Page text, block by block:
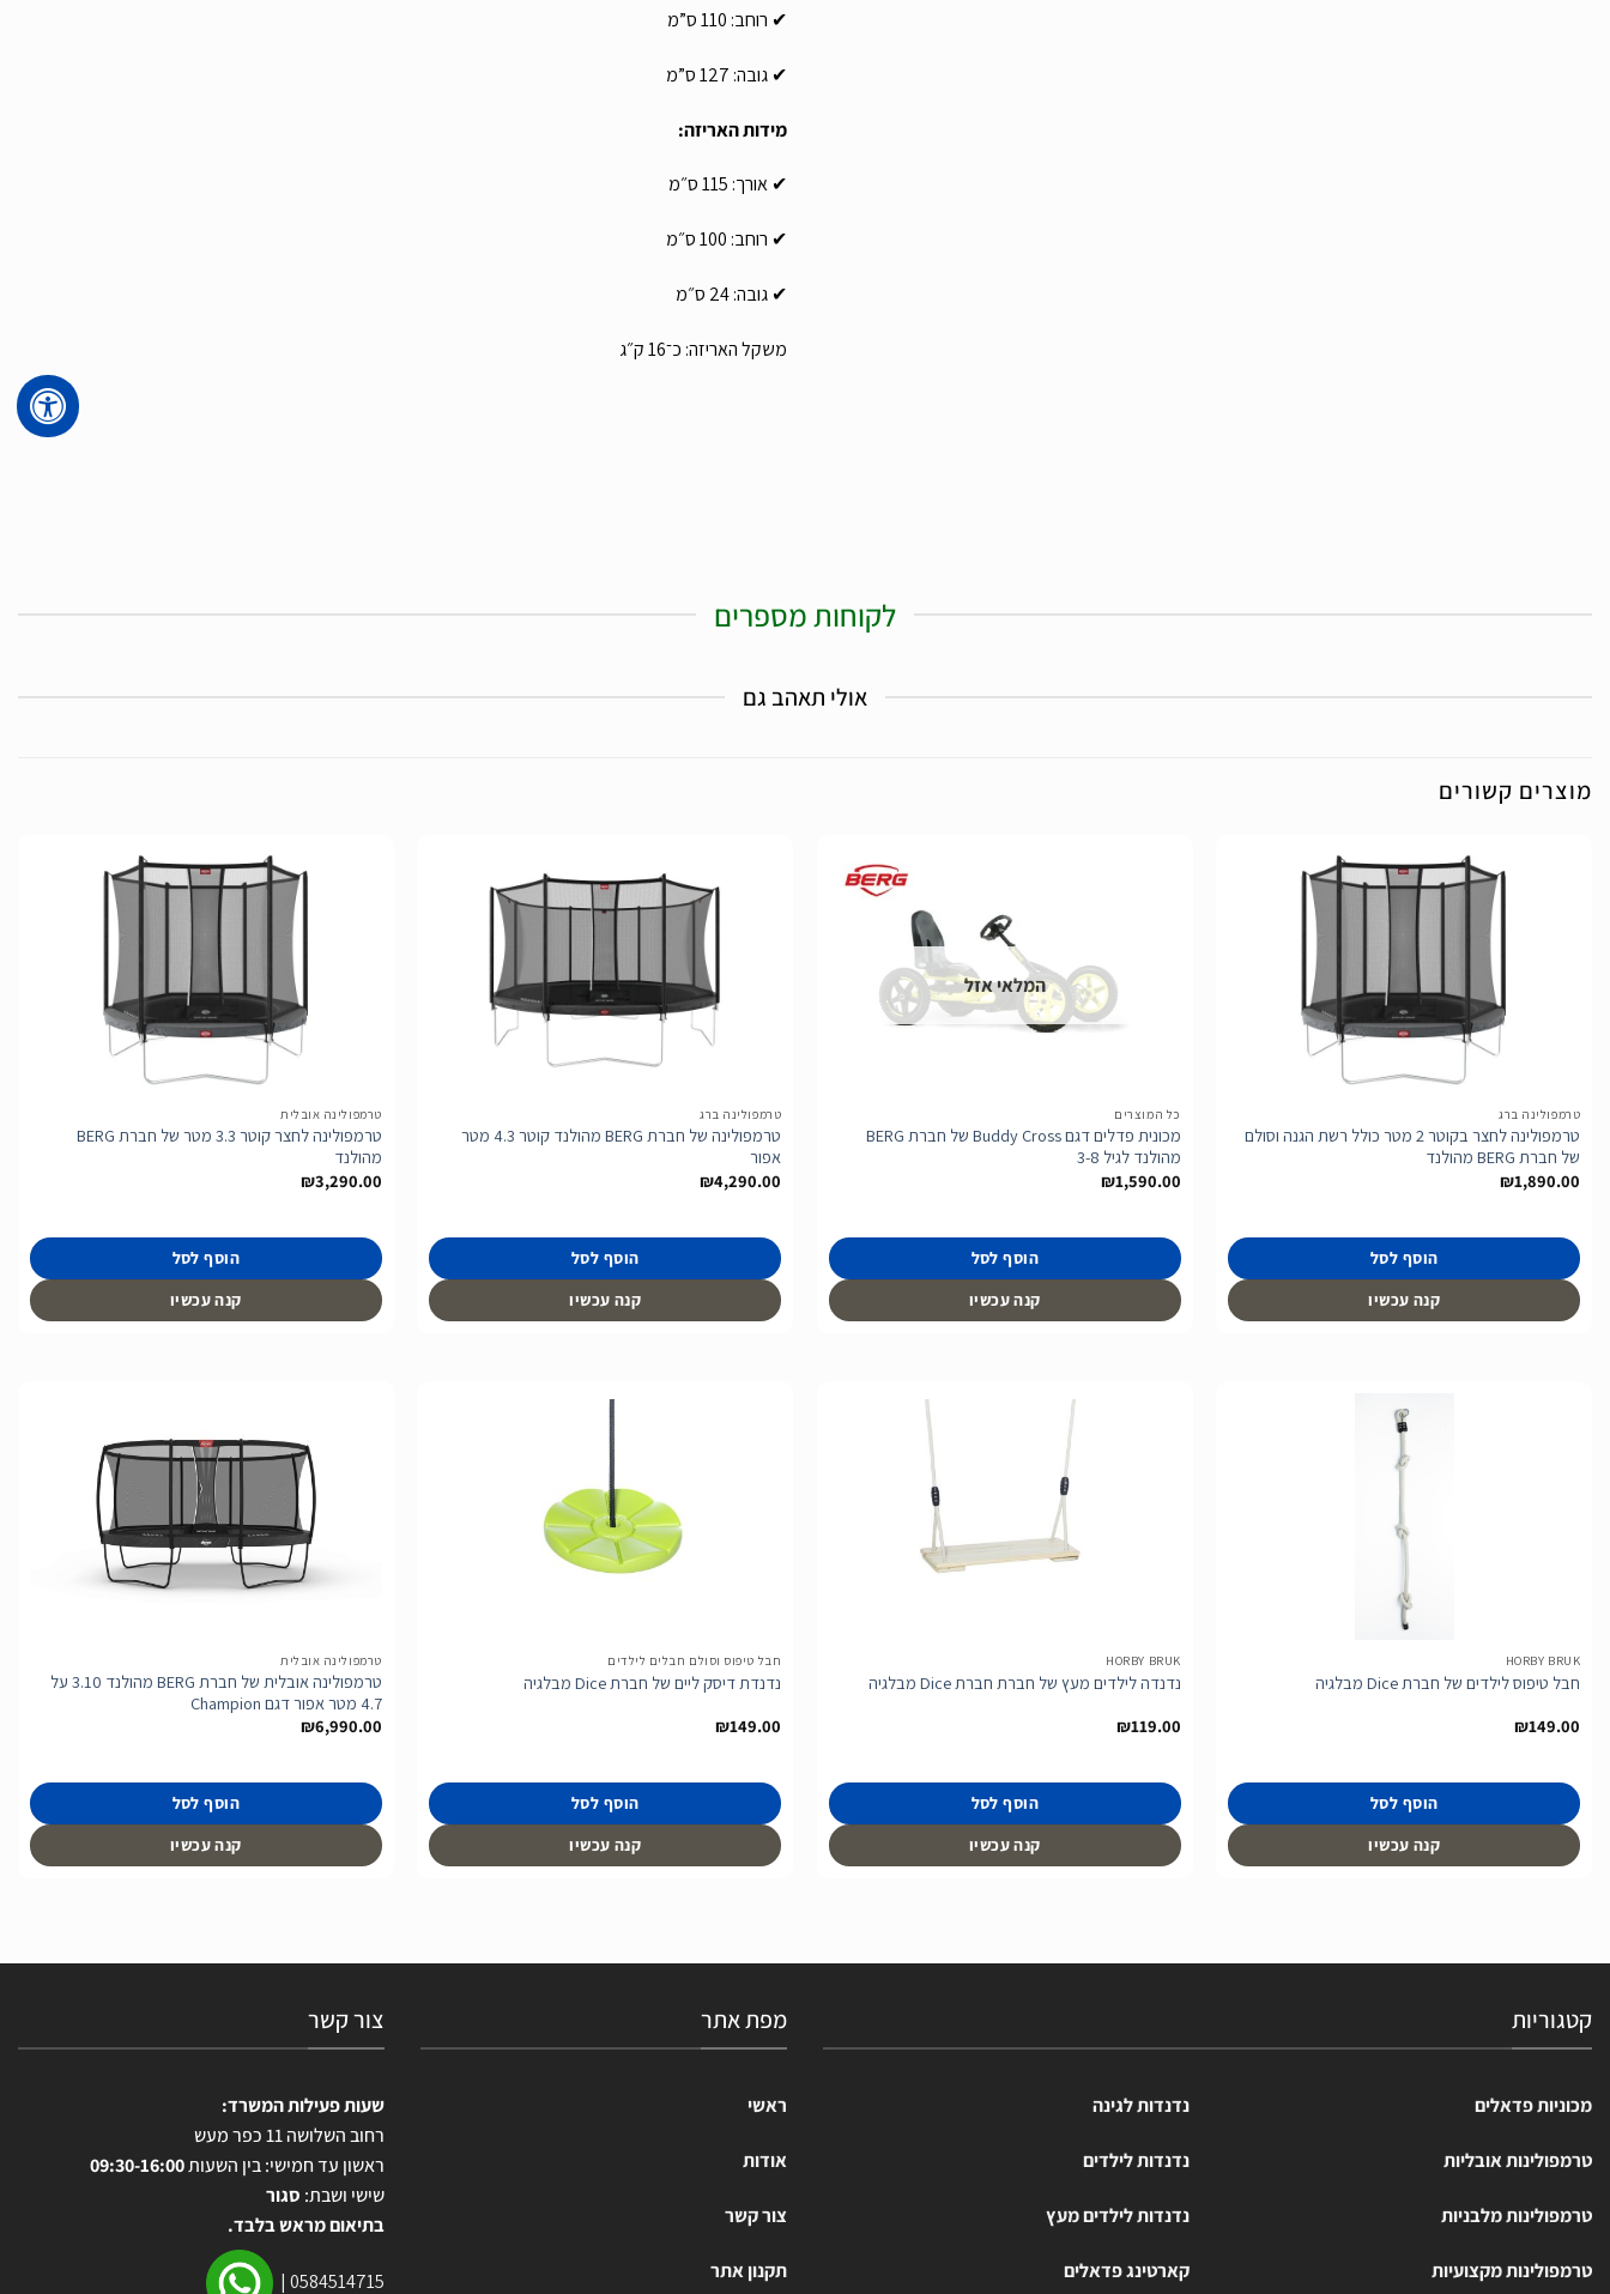
✔ רוחב: 110 ס”מ
✔ גובה: 127 ס”מ
מידות האריזה:
✔ אורך: 115 ס״מ
✔ רוחב: 100 ס״מ
✔ גובה: 24 ס״מ
משקל האריזה: כ־16 ק״ג
לקוחות מספרים
אולי תאהב גם
מוצרים קשורים
טרמפולינה ברג
טרמפולינה לחצר בקוטר 2 מטר כולל רשת הגנה וסולם
של חברת BERG מהולנד
₪1,890.00
הוסף לסל
קנה עכשיו
המלאי אזל
כל המוצרים
מכונית פדלים דגם Buddy Cross של חברת BERG
מהולנד לגיל 3-8
₪1,590.00
הוסף לסל
קנה עכשיו
טרמפולינה ברג
טרמפולינה של חברת BERG מהולנד קוטר 4.3 מטר
אפור
₪4,290.00
הוסף לסל
קנה עכשיו
טרמפולינה אובלית
טרמפולינה לחצר קוטר 3.3 מטר של חברת BERG
מהולנד
₪3,290.00
הוסף לסל
קנה עכשיו
HORBY BRUK
חבל טיפוס לילדים של חברת Dice מבלגיה
₪149.00
הוסף לסל
קנה עכשיו
HORBY BRUK
נדנדה לילדים מעץ של חברת חברת Dice מבלגיה
₪119.00
הוסף לסל
קנה עכשיו
חבל טיפוס וסולם חבלים לילדים
נדנדת דיסק ליים של חברת Dice מבלגיה
₪149.00
הוסף לסל
קנה עכשיו
טרמפולינה אובלית
טרמפולינה אובלית של חברת BERG מהולנד 3.10 על
4.7 מטר אפור דגם Champion
₪6,990.00
הוסף לסל
קנה עכשיו
קטגוריות
מכוניות פדאלים
טרמפולינות אובליות
טרמפולינות מלבניות
טרמפולינות מקצועיות
נדנדות לגינה
נדנדות לילדים
נדנדות לילדים מעץ
קארטינג פדאלים
מפת אתר
ראשי
אודות
צור קשר
תקנון אתר
צור קשר
שעות פעילות המשרד:
רחוב השלושה 11 כפר מעש
ראשון עד חמישי: בין השעות09:30-16:00
שישי ושבת: סגור
בתיאום מראש בלבד.
0584514715
|